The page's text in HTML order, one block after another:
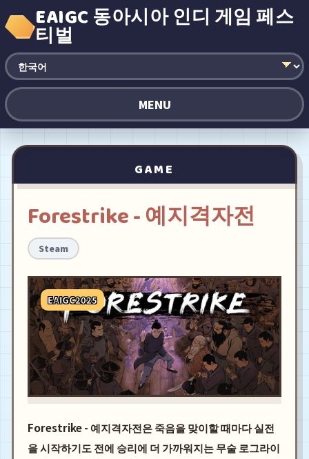
EAIGC 동아시아 인디 게임 페스
티벌
MENU
GAME
Forestrike - 예지격자전
Steam
EAIGC2025
Forestrike - 예지격자전은 죽음을 맞이할 때마다 실전
을 시작하기도 전에 승리에 더 가까워지는 무술 로그라이